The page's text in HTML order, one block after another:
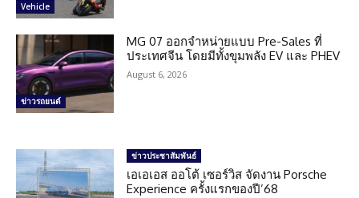
Vehicle
ข่าวรถยนต์
MG 07 ออกจำหน่ายแบบ Pre-Sales ที่
ประเทศจีน โดยมีทั้งขุมพลัง EV และ PHEV
August 6, 2026
ข่าวประชาสัมพันธ์
เอเอเอส ออโต้ เซอร์วิส จัดงาน Porsche
Experience ครั้งแรกของปี’68